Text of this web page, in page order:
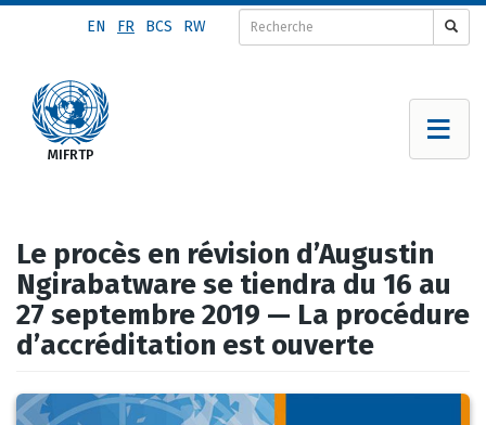
principal
EN FR BCS RW
Le procès en révision d’Augustin
Ngirabatware se tiendra du 16 au
27 septembre 2019 — La procédure
d’accréditation est ouverte